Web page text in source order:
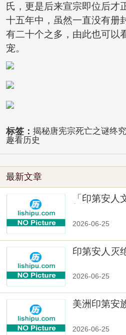
氏，更是后来宣宗即位后才
十五年中，虽然一直没有册
有二十个之多，由此也可以
宠。
标签： 揭秘唐宪宗死亡之谜终
趣看历史
最新文章
「印第安人
2026-06-25
印第安人灭
2026-06-25
美洲印第安
2026-06-25